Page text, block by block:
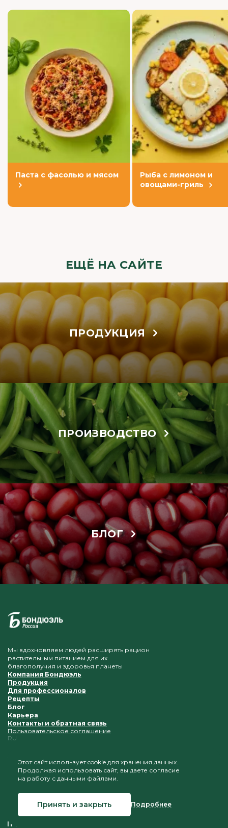
Паста с фасолью и мясом
Рыба с лимоном и
овощами-гриль
ЕЩЁ НА САЙТЕ
ПРОДУКЦИЯ
ПРОИЗВОДСТВО
БЛОГ
Мы вдохновляем людей расширять рацион
растительным питанием для их
благополучия и здоровья планеты
Компания Бондюэль
Продукция
Для профессионалов
Рецепты
Блог
Карьера
Контакты и обратная связь
Пользовательское соглашение
RU
Приветствуется копирование и размещение
материалов при условии сохранения ссылки на наш
© 2026 Бондюэль Россия
Создание сайта
Этот сайт использует cookie для хранения данных.
Продолжая использовать сайт, вы даете согласие
на работу с данными файлами.
Принять и закрыть Подробнее